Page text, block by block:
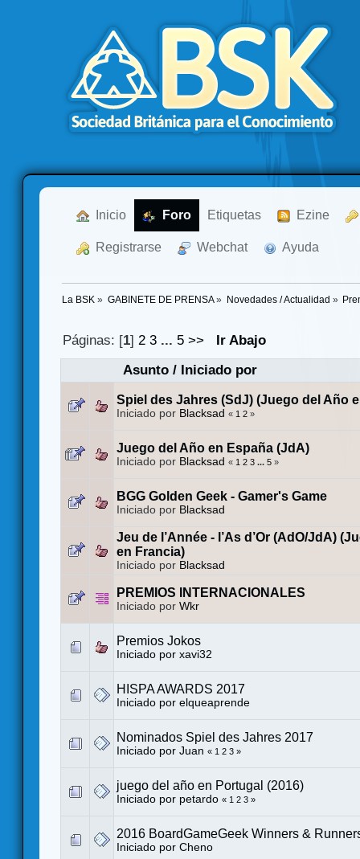
Inicio Foro Etiquetas Ezine
Registrarse Webchat Ayuda
La BSK » GABINETE DE PRENSA» Novedades / Actualidad »
Páginas: [1]2 3 ... 5 >>
Ir Abajo
Asunto/ Iniciado por
Spiel des Jahres (SdJ) (Juego del Año
Iniciado por Blacksad « 1 2 »
Juego del Año en España (JdA)
Iniciado por Blacksad « 1 2 3 ... 5 »
BGG Golden Geek - Gamer's Game
Iniciado por Blacksad
Jeu de l’Année - l’As d’Or (AdO/JdA)
en Francia)
Iniciado por Blacksad
PREMIOS INTERNACIONALES
Iniciado por Wkr
Premios Jokos
Iniciado por xavi32
HISPA AWARDS 2017
Iniciado por elqueaprende
Nominados Spiel des Jahres 2017
Iniciado por Juan « 1 2 3 »
juego del año en Portugal (2016)
Iniciado por petardo « 1 2 3 »
2016 BoardGameGeek Winners &
Iniciado por Cheno